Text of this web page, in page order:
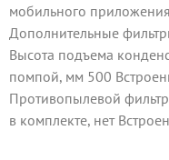
мобильного
Дополнительные
Высота подъема
помпой, мм 500
Противопылевой
в комплекте, нет